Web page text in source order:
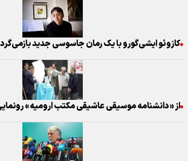
کازوئو ایشی‌گورو با یک رمان جاسوسی جدید
از «دانشنامه موسیقی عاشیقی مکتب ارومیه»